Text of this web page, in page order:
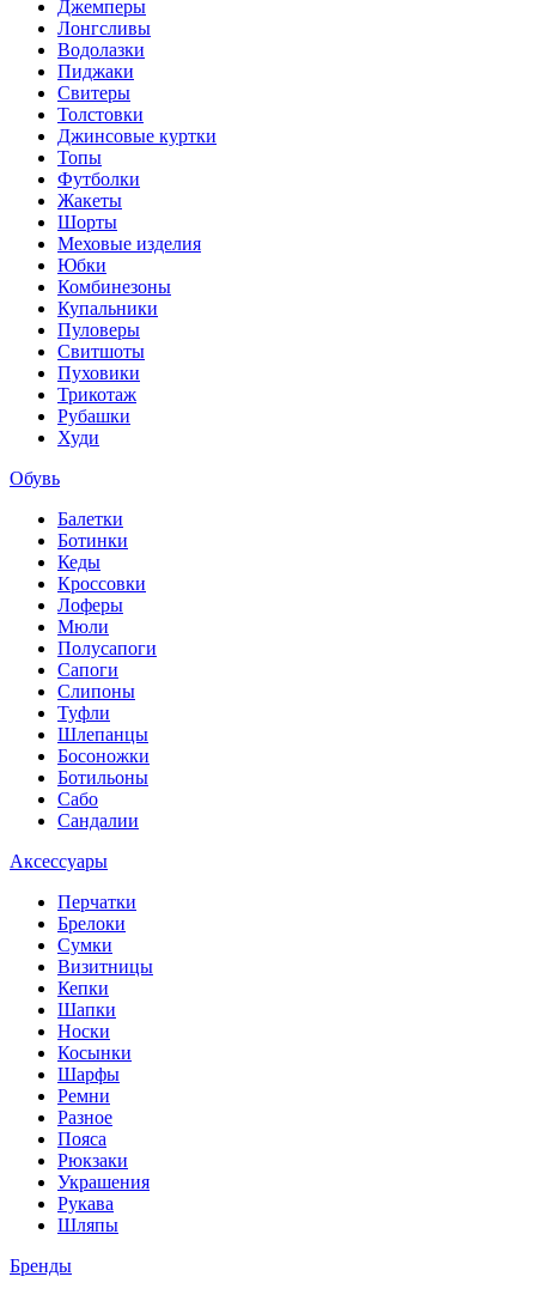
Джемперы
Лонгсливы
Водолазки
Пиджаки
Свитеры
Толстовки
Джинсовые куртки
Топы
Футболки
Жакеты
Шорты
Меховые изделия
Юбки
Комбинезоны
Купальники
Пуловеры
Свитшоты
Пуховики
Трикотаж
Рубашки
Худи
Обувь
Балетки
Ботинки
Кеды
Кроссовки
Лоферы
Мюли
Полусапоги
Сапоги
Слипоны
Туфли
Шлепанцы
Босоножки
Ботильоны
Сабо
Сандалии
Аксессуары
Перчатки
Брелоки
Сумки
Визитницы
Кепки
Шапки
Носки
Косынки
Шарфы
Ремни
Разное
Пояса
Рюкзаки
Украшения
Рукава
Шляпы
Бренды